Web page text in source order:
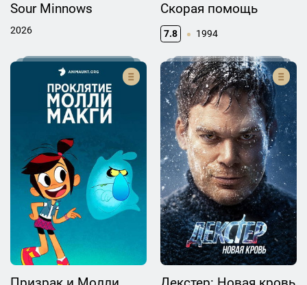
Sour Minnows
2026
Скорая помощь
7.8 1994